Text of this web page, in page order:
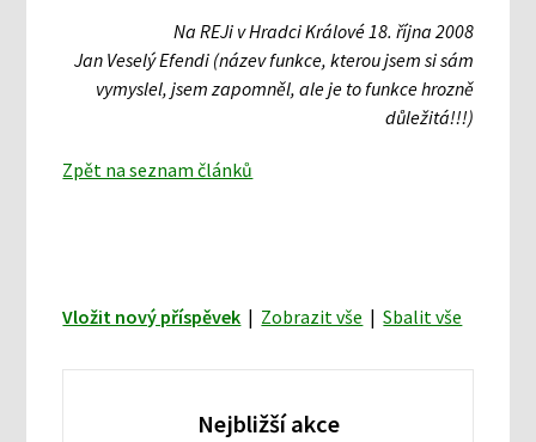
Na REJi v Hradci Králové 18. října 2008
Jan Veselý Efendi (název funkce, kterou jsem si sám
vymyslel, jsem zapomněl, ale je to funkce hrozně
důležitá!!!)
Zpět na seznam článků
Vložit nový příspěvek | Zobrazit vše |Sbalit vše
Nejbližší akce